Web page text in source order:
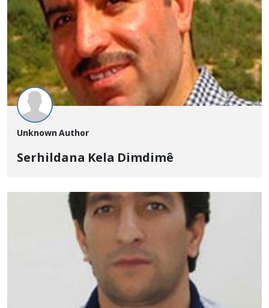
Unknown Author
Serhildana Kela Dimdimê